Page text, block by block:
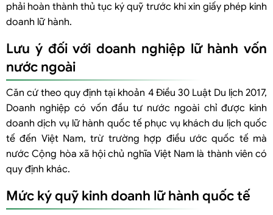
phải hoàn thành thủ tục ký quỹ trước khi xin giấy phép kinh
doanh lữ hành.
Lưu ý đối với doanh nghiệp lữ hành vốn
nước ngoài
Căn cứ theo quy định tại khoản 4 Điều 30 Luật Du lịch 2017,
Doanh nghiệp có vốn đầu tư nước ngoài chỉ được kinh
doanh dịch vụ lữ hành quốc tế phục vụ khách du lịch quốc
tế đến Việt Nam, trừ trường hợp điều ước quốc tế mà
nước Cộng hòa xã hội chủ nghĩa Việt Nam là thành viên có
quy định khác.
Mức ký quỹ kinh doanh lữ hành quốc tế